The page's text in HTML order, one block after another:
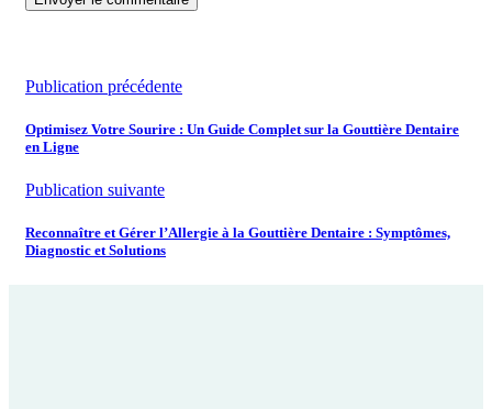
Publication précédente
Optimisez Votre Sourire : Un Guide Complet sur la Gouttière Dentaire
en Ligne
Publication suivante
Reconnaître et Gérer l’Allergie à la Gouttière Dentaire : Symptômes,
Diagnostic et Solutions